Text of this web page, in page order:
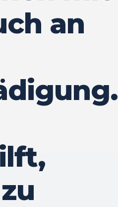
an